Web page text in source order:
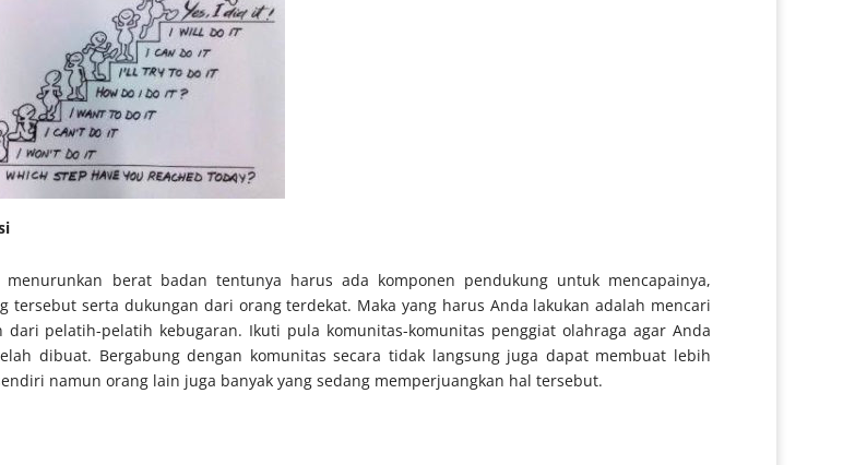
berat badan tentunya harus ada komponen pendukung untuk mencapainya,
serta dukungan dari orang terdekat. Maka yang harus Anda lakukan adalah mencari
pelatih-pelatih kebugaran. Ikuti pula komunitas-komunitas penggiat olahraga agar Anda
dibuat. Bergabung dengan komunitas secara tidak langsung juga dapat membuat lebih
namun orang lain juga banyak yang sedang memperjuangkan hal tersebut.